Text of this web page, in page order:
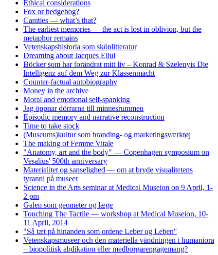
Ethical considerations
Fox or hedgehog?
Canities — what’s that?
The earliest memories — the act is lost in oblivion, but the
metaphor remains
Vetenskapshistoria som skönlitteratur
Dreaming about Jacques Ellul
Böcker som har forändrat mitt liv – Konrad & Szelenyis Die
Intelligenz auf dem Weg zur Klassenmacht
Counter-factual autobiography
Money in the archive
Moral and emotional self-spanking
Jag öppnar dörrarna till minnesrummen
Episodic memory and narrative reconstruction
Time to take stock
(Museums)kultur som branding- og marketingsværktøj
The making of Femme Vitale
"Anatomy, art and the body" — Copenhagen symposium on
Vesalius' 500th anniversary
Materialitet og sanselighed — om at bryde visualitetens
tyranni på museer
Science in the Arts seminar at Medical Museion on 9 April, 1-
2 pm
Galen som geometer og læge
Touching The Tactile — workshop at Medical Museion, 10-
11 April, 2014
"Så tæt på hinanden som ordene Leber og Leben"
Vetenskapsmuseer och den materiella vändningen i humaniora
– biopolitisk abdikation eller medborgarengagemang?